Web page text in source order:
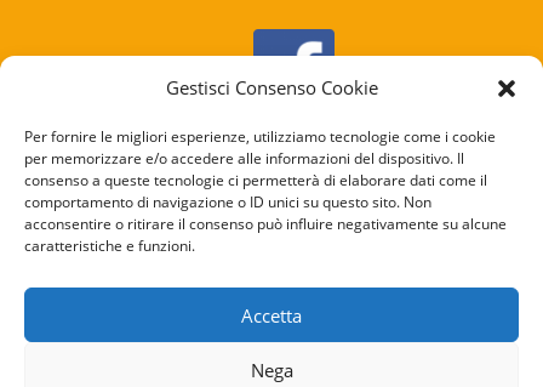
Gestisci Consenso Cookie
Per fornire le migliori esperienze, utilizziamo tecnologie come i cookie
per memorizzare e/o accedere alle informazioni del dispositivo. Il
consenso a queste tecnologie ci permetterà di elaborare dati come il
comportamento di navigazione o ID unici su questo sito. Non
acconsentire o ritirare il consenso può influire negativamente su alcune
caratteristiche e funzioni.
Accetta
Nega
COOKIE
POLICY
PRIVACY